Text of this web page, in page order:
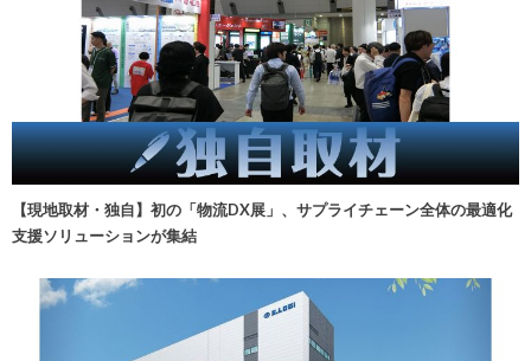
【現地取材・独自】初の「物流DX展」、サプライチェーン全体の最適化
支援ソリューションが集結